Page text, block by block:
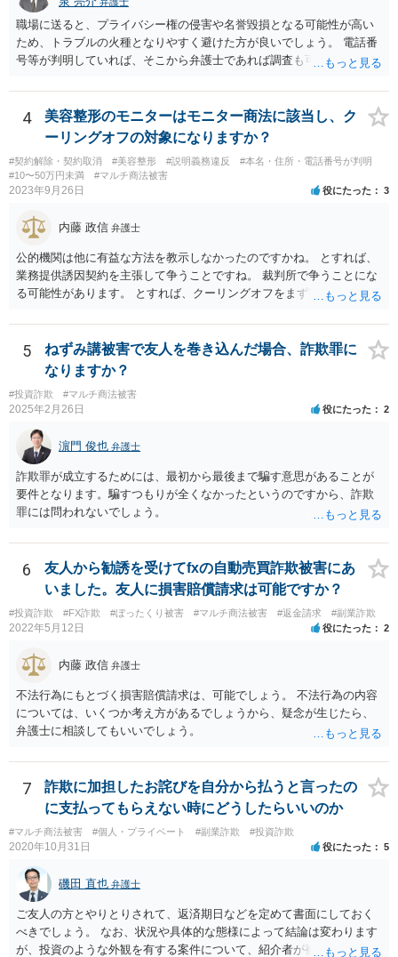
等を示したからといって、これをもって被害者の過失と評価し、被害
者の加害者に対する損害賠償から被害者の落ち度等相当分を減額する
ことにすれば必ず不法行為の成果をその分確保することができること
になるが、そのような事態を容認することは、結果として、不法行為
るにも似て、明らかに正義と法の精神に反するからである。したがっ
て、故意の不法行為の場合、特段の事情がない限り、被害者の落ち度
等を過失と評価して損害額の減額事由とすることは許されない。」と
判示した。 （２）東京高等裁判所平成３０年５月２３日裁判例 裁判所
は、「故意ある不法行為（詐欺行為）に対する過失相殺の適用」につ
いて「本件のような故意による不法行為であって犯罪成立可能性すら
あるものによる被害について、過失相殺をすることは、極力避けるべ
きである。・・・過失相殺は、当事者間の公平を図るため、損害賠償
の額を定めるに当たって、被害者の過失を考慮する制度であるとこ
ろ、第１審被告らの不法行為は、故意による違法な詐欺行為であっ
て、このような場合に、被害者である第１審原告らの損害額を減額す
ることは、加害者である第１審被告らに対し、故意に違法な手段で取
資詐欺（ポンジスキーム）等の事例においては、相手方が故意に騙し
た事案であれば、過失相殺の主張は封じられることになります。
職場に送ると、プライバシー権の侵害や名誉毀損となる可能性が高い
ため、トラブルの火種となりやすく避けた方が良いでしょう。 電話番
号等が判明していれば、そこから弁護士であれば調査も可能です。
4
美容整形のモニターはモニター商法に該当し、ク
ーリングオフの対象になりますか？
#契約解除・契約取消 #美容整形 #説明義務違反
#本名・住所・電話番号が判明
#10〜50万円未満
#マルチ商法被害
2023年9月26日 役にたった 3
内藤 政信 弁護士
公的機関は他に有益な方法を教示しなかったのですかね。 とすれば、
業務提供誘因契約を主張して争うことですね。 裁判所で争うことにな
る可能性があります。 とすれば、クーリングオフをまず実行すること
5
ねずみ講被害で友人を巻き込んだ場合、詐欺罪に
なりますか？
#投資詐欺 #マルチ商法被害
2025年2月26日 役にたった 2
濵門 俊也 弁護士
詐欺罪が成立するためには、最初から最後まで騙す意思があることが
要件となります。騙すつもりが全くなかったというのですから、詐欺
罪には問われないでしょう。
6
友人から勧誘を受けてfxの自動売買詐欺被害にあ
いました。友人に損害賠償請求は可能ですか？
#投資詐欺 #FX詐欺 #ぼったくり被害 #マルチ商法被害 #返金請求 #副業詐欺
2022年5月12日 役にたった 2
内藤 政信 弁護士
不法行為にもとづく損害賠償請求は、可能でしょう。 不法行為の内容
については、いくつか考え方があるでしょうから、疑念が生じたら、
弁護士に相談してもいいでしょう。
7
詐欺に加担したお詫びを自分から払うと言ったの
に支払ってもらえない時にどうしたらいいのか
#マルチ商法被害 #個人・プライベート #副業詐欺 #投資詐欺
2020年10月31日 役にたった 5
磯田 直也 弁護士
ご友人の方とやりとりされて、返済期日などを定めて書面にしておく
べきでしょう。 なお、状況や具体的な態様によって結論は変わります
が、投資のような外観を有する案件について、紹介者が被紹介者に対